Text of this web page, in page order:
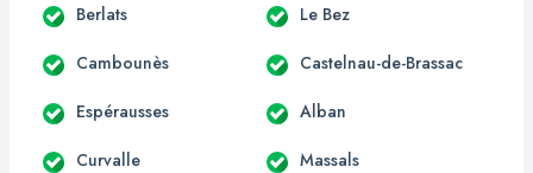
Berlats Le Bez
Cambounès Castelnau-de-Brassac
Espérausses Alban
Curvalle Massals